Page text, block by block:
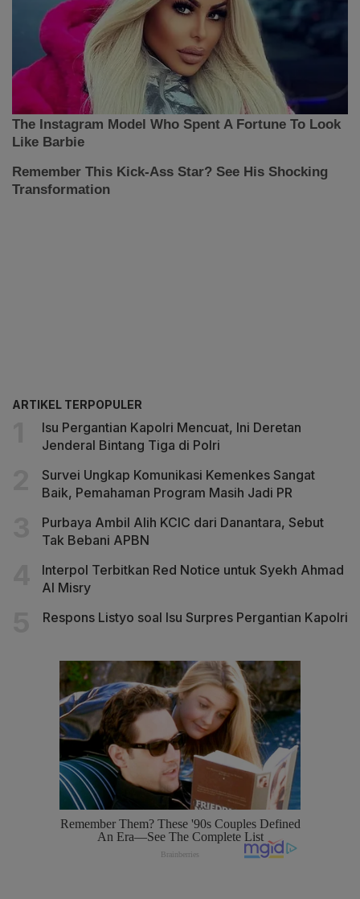
ARTIKEL TERPOPULER
Isu Pergantian Kapolri Mencuat, Ini Deretan
Jenderal Bintang Tiga di Polri
Survei Ungkap Komunikasi Kemenkes Sangat
Baik, Pemahaman Program Masih Jadi PR
Purbaya Ambil Alih KCIC dari Danantara, Sebut
Tak Bebani APBN
Interpol Terbitkan Red Notice untuk Syekh Ahmad
Al Misry
Respons Listyo soal Isu Surpres Pergantian Kapolri